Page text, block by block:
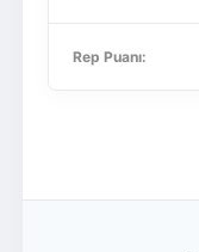
Rep Puanı: